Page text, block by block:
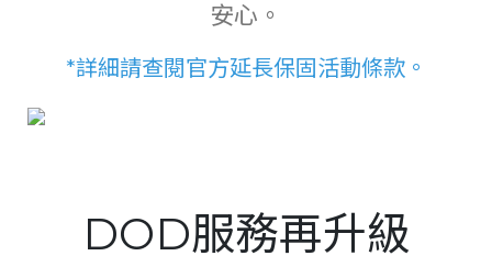
安心。
*詳細請查閱官方延長保固活動條款。
DOD服務再升級